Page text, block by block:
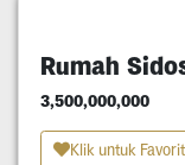
Rumah
3,500,000,000
Klik untuk Favorit